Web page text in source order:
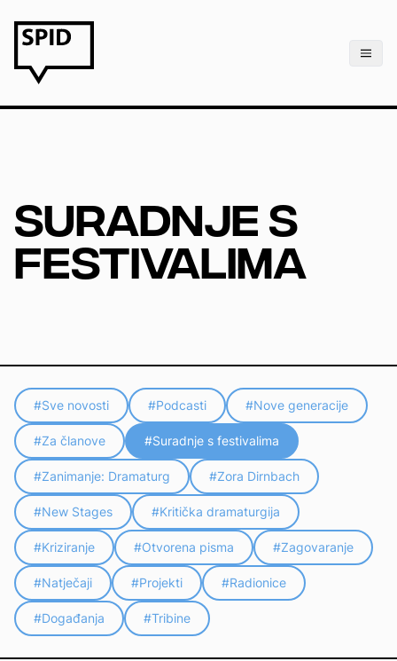
Suradnje s
festivalima
#Sve novosti #Podcasti #Nove generacije
#Za članove #Suradnje s festivalima
#Zanimanje: Dramaturg #Zora Dirnbach
#New Stages #Kritička dramaturgija
#Kriziranje #Otvorena pisma #Zagovaranje
#Natječaji #Projekti #Radionice
#Događanja #Tribine